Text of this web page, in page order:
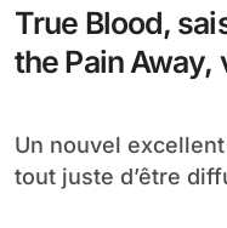
True Blood,
the Pain Away,
Un nouvel excellent épisode de True Blood vient
tout juste d’être